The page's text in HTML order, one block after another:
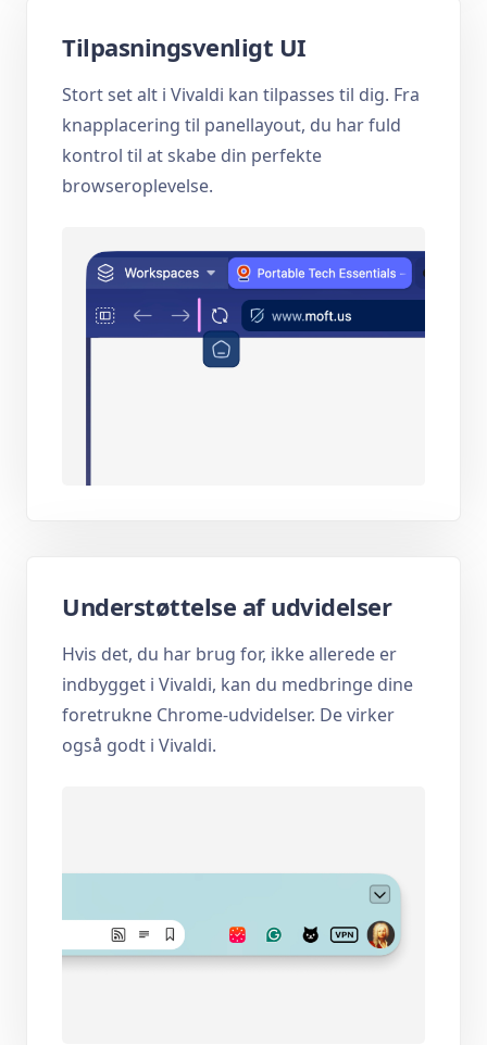
Tilpasningsvenligt UI
Stort set alt i Vivaldi kan tilpasses til dig. Fra
knapplacering til panellayout, du har fuld
kontrol til at skabe din perfekte
browseroplevelse.
Understøttelse af udvidelser
Hvis det, du har brug for, ikke allerede er
indbygget i Vivaldi, kan du medbringe dine
foretrukne Chrome-udvidelser. De virker
også godt i Vivaldi.